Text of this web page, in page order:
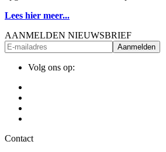
Lees hier meer...
AANMELDEN NIEUWSBRIEF
Aanmelden
Volg ons op:
Contact